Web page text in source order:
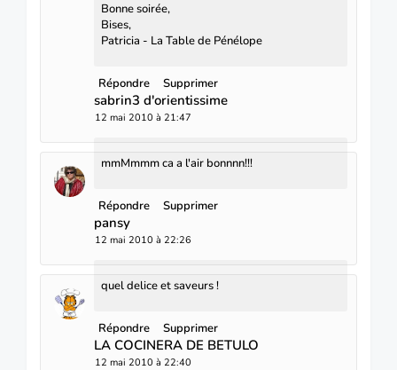
Bonne soirée,
Bises,
Patricia - La Table de Pénélope
Répondre Supprimer
sabrin3 d'orientissime
12 mai 2010 à 21:47
mmMmmm ca a l'air bonnnn!!!
Répondre Supprimer
pansy
12 mai 2010 à 22:26
quel delice et saveurs !
Répondre Supprimer
LA COCINERA DE BETULO
12 mai 2010 à 22:40